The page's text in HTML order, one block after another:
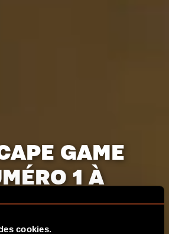
cookies.
GAME
1 À